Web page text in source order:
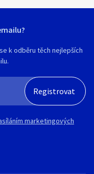
k odběru těch nejlepších
marketingových